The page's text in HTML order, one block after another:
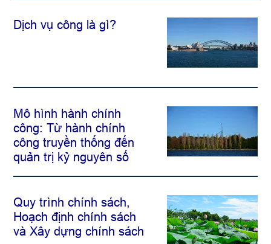
Dịch vụ công là gì?
Mô hình hành chính
công: Từ hành chính
công truyền thống đến
quản trị kỷ nguyên số
Quy trình chính sách,
Hoạch định chính sách
và Xây dựng chính sách